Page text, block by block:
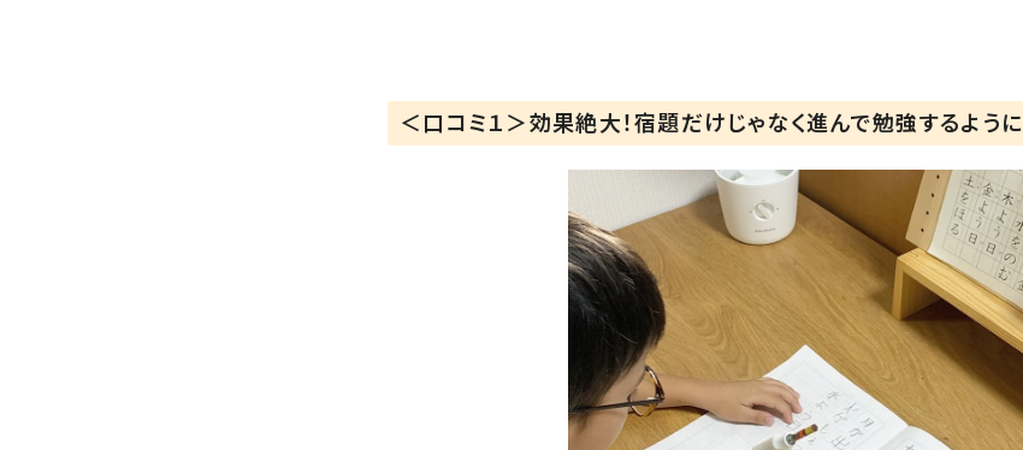
＜口コミ１＞効果絶大！宿題だけじゃなく進んで勉強するように